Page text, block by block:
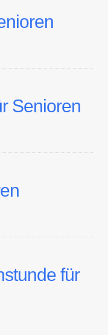
Senioren
für